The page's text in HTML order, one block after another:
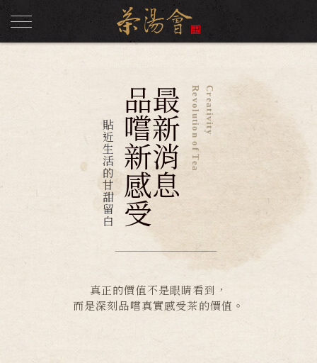
Creativity
Revolution of Tea
最新消息
品嚐新感受
貼近生活的甘甜留白
真正的價值不是眼睛看到，
而是深刻品嚐真實感受茶的價值。